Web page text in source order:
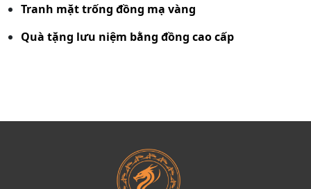
Tranh mặt trống đồng mạ vàng
Quà tặng lưu niệm bằng đồng cao cấp